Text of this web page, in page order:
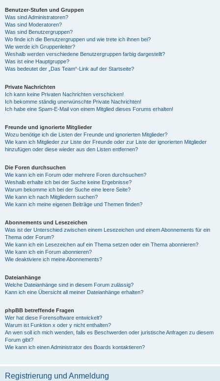
V
d
e
o
Benutzer-Stufen und Gruppen
Was sind Administratoren?
Was sind Moderatoren?
Was sind Benutzergruppen?
Wo finde ich die Benutzergruppen und wie trete ich ihnen bei?
Wie werde ich Gruppenleiter?
Weshalb werden verschiedene Benutzergruppen farbig dargestellt?
Was ist eine Hauptgruppe?
Was bedeutet der „Das Team“-Link auf der Startseite?
Private Nachrichten
Ich kann keine Privaten Nachrichten verschicken!
Ich bekomme ständig unerwünschte Private Nachrichten!
Ich habe eine Spam-E-Mail von einem Mitglied dieses Forums erhalten!
Freunde und ignorierte Mitglieder
Wozu benötige ich die Listen der Freunde und ignorierten Mitglieder?
Wie kann ich Mitglieder zur Liste der Freunde oder zur Liste der ignorierten Mitglieder
hinzufügen oder diese wieder aus den Listen entfernen?
Die Foren durchsuchen
Wie kann ich ein Forum oder mehrere Foren durchsuchen?
Weshalb erhalte ich bei der Suche keine Ergebnisse?
Warum bekomme ich bei der Suche eine leere Seite?
Wie kann ich nach Mitgliedern suchen?
Wie kann ich meine eigenen Beiträge und Themen finden?
Abonnements und Lesezeichen
Was ist der Unterschied zwischen einem Lesezeichen und einem Abonnements für ein
Thema oder Forum?
Wie kann ich ein Lesezeichen auf ein Thema setzen oder ein Thema abonnieren?
Wie kann ich ein Forum abonnieren?
Wie deaktiviere ich meine Abonnements?
Dateianhänge
Welche Dateianhänge sind in diesem Forum zulässig?
Kann ich eine Übersicht all meiner Dateianhänge erhalten?
phpBB betreffende Fragen
Wer hat diese Forensoftware entwickelt?
Warum ist Funktion x oder y nicht enthalten?
An wen soll ich mich wenden, falls es Beschwerden oder juristische Anfragen zu diesem
Forum gibt?
Wie kann ich einen Administrator des Boards kontaktieren?
Registrierung und Anmeldung